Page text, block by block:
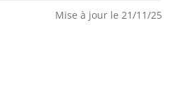
Mise à jour le 21/11/25